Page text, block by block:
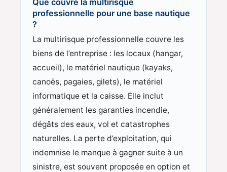
Que couvre la multirisque
professionnelle pour une base nautique
?
La multirisque professionnelle couvre les
biens de l’entreprise : les locaux (hangar,
accueil), le matériel nautique (kayaks,
canoës, pagaies, gilets), le matériel
informatique et la caisse. Elle inclut
généralement les garanties incendie,
dégâts des eaux, vol et catastrophes
naturelles. La perte d’exploitation, qui
indemnise le manque à gagner suite à un
sinistre, est souvent proposée en option et